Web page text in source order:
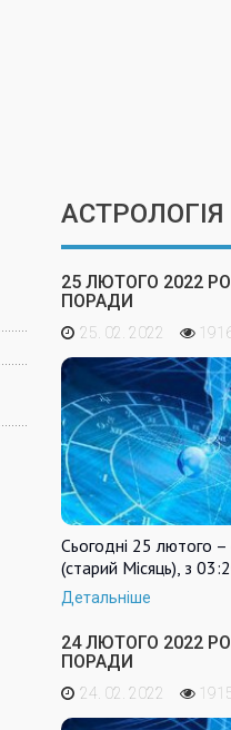
АСТРОЛОГІЯ
25 ЛЮТОГО 2022
ПОРАДИ
25. 02. 2022
Сьогодні 25 лютого
(старий Місяць), з
Детальніше
24 ЛЮТОГО 2022
ПОРАДИ
24. 02. 2022